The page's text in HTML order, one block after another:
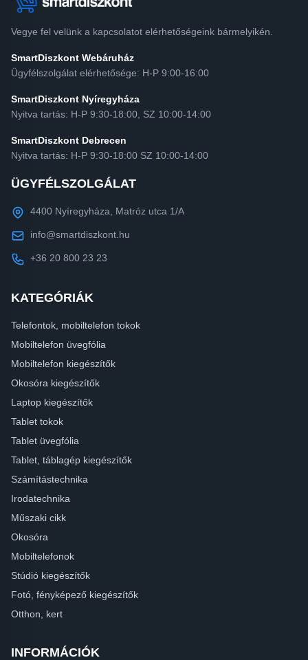
Vegye fel velünk a kapcsolatot elérhetőségeink bármelyikén.
SmartDiszkont Webáruház
Ügyfélszolgálat elérhetősége: H-P 9:00-16:00
SmartDiszkont Nyíregyháza
Nyitva tartás: H-P 9:30-18:00, SZ 10:00-14:00
SmartDiszkont Debrecen
Nyitva tartás: H-P 9:30-18:00 SZ 10:00-14:00
ÜGYFÉLSZOLGÁLAT
4400 Nyíregyháza, Matróz utca 1/A
info@smartdiszkont.hu
+36 20 800 23 23
KATEGÓRIÁK
Telefontok, mobiltelefon tokok
Mobiltelefon üvegfólia
Mobiltelefon kiegészítők
Okosóra kiegészítők
Laptop kiegészítők
Tablet tokok
Tablet üvegfólia
Tablet, táblagép kiegészítők
Számítástechnika
Irodatechnika
Műszaki cikk
Okosóra
Mobiltelefonok
Stúdió kiegészítők
Fotó, fényképező kiegészítők
Otthon, kert
INFORMÁCIÓK